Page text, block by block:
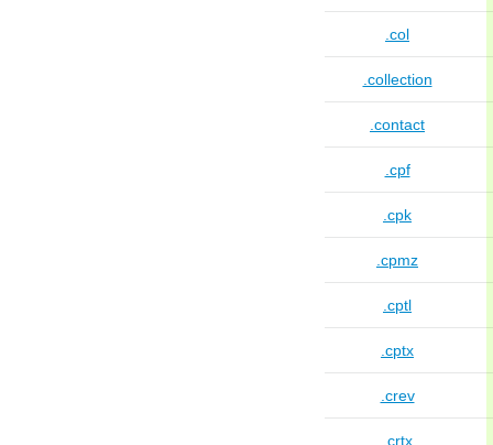
.col
.collection
.contact
.cpf
.cpk
.cpmz
.cptl
.cptx
.crev
.crtx